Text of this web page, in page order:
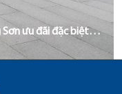
Sơn ưu đãi đặc biệt